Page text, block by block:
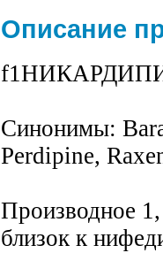
Описание
Cинонимы:
Perdipine,
Производное
близок к